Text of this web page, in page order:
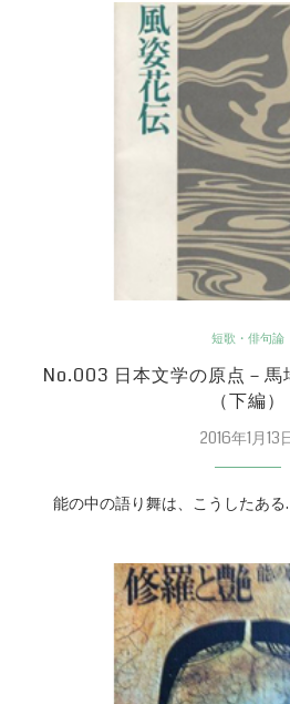
短歌・俳句論
No.003 日本文学の原点－馬
（下編）
2016年1月13
能の中の語り舞は、こうしたあ